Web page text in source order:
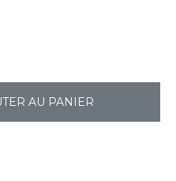
AU PANIER